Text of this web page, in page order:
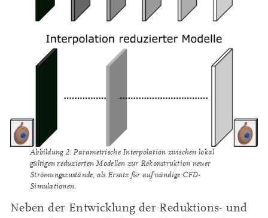
Abbildung 2: Parametrische Interpolation zwischen lokal
gültigen reduzierten Modellen zur Rekonstruktion neuer
Strömungszustände, als Ersatz für aufwändige CFD-
Simulationen.
Neben der Entwicklung der Reduktions- und